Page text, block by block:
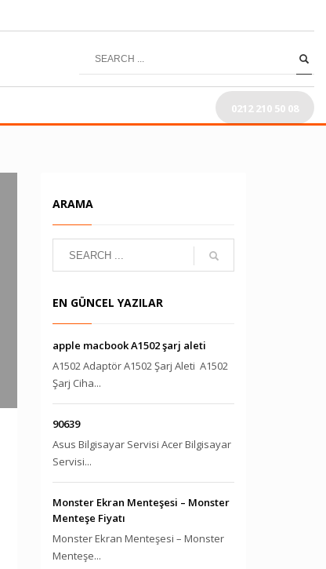
0212 210 50 08
ARAMA
EN GÜNCEL YAZILAR
apple macbook A1502 şarj aleti
A1502 Adaptör A1502 Şarj Aleti A1502
Şarj Ciha...
90639
Asus Bilgisayar Servisi Acer Bilgisayar
Servisi...
Monster Ekran Menteşesi – Monster
Menteşe Fiyatı
Monster Ekran Menteşesi – Monster
Menteşe...